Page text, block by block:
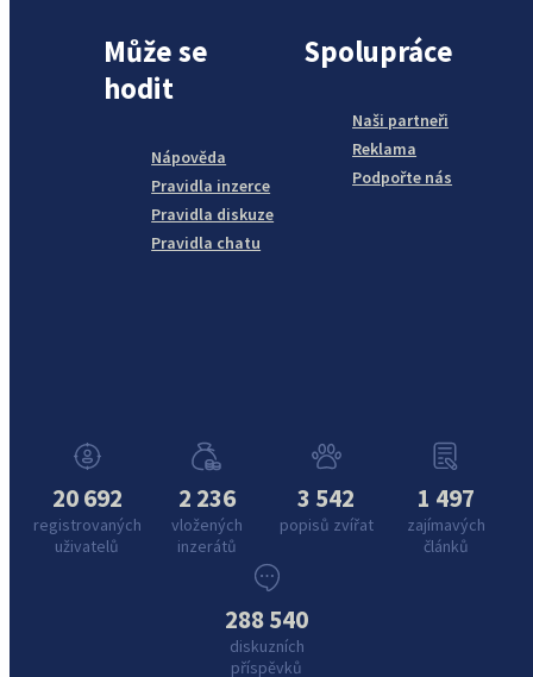
Může se
hodit
Nápověda
Pravidla inzerce
Pravidla diskuze
Pravidla chatu
Spolupráce
Naši partneři
Reklama
Podpořte nás
20 692
registrovaných
uživatelů
2 236
vložených
inzerátů
3 542
popisů zvířat
1 497
zajímavých
článků
288 540
diskuzních
příspěvků